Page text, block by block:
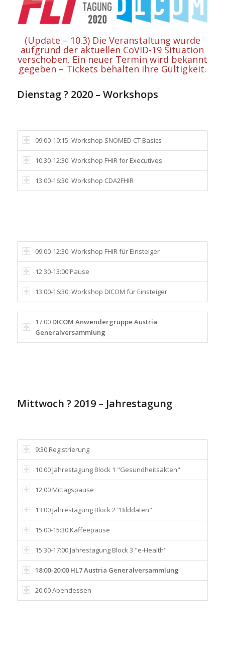
(Update – 10.3) Die Veranstaltung wurde
aufgrund der aktuellen CoVID-19 Situation
verschoben. Ein neuer Termin wird bekannt
gegeben – Tickets behalten ihre Gültigkeit.
Dienstag ? 2020 – Workshops
09:00-10:15: Workshop SNOMED CT Basics
10:30-12:30: Workshop FHIR for Executives
13:00-16:30: Workshop CDA2FHIR
09:00-12:30: Workshop FHIR für Einsteiger
12:30-13:00 Pause
13:00-16:30: Workshop DICOM für Einsteiger
17:00 DICOM Anwendergruppe Austria
Generalversammlung
Mittwoch ? 2019 – Jahrestagung
9:30 Registrierung
10:00 Jahrestagung Block 1 "Gesundheitsakten"
12:00 Mittagspause
13:00 Jahrestagung Block 2 "Bilddaten"
15:00-15:30 Kaffeepause
15:30-17:00 Jahrestagung Block 3 "e-Health"
18:00-20:00 HL7 Austria Generalversammlung
20:00 Abendessen